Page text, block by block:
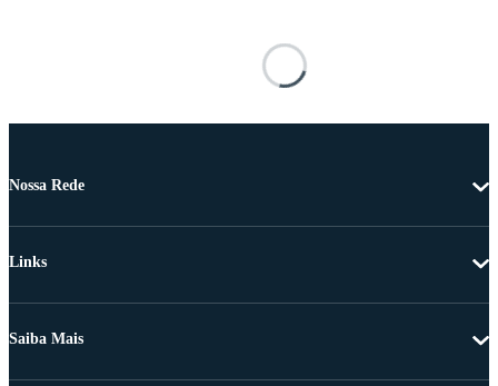
Nossa Rede
Links
Saiba Mais